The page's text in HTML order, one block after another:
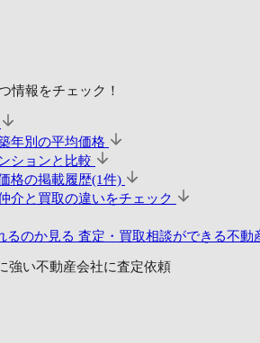
情報をチェック！
年別の平均価格
ションと比較
格の掲載履歴(1件)
介と買取の違いをチェック
るのか見る 査定・買取相談ができる不動
強い不動産会社に査定依頼